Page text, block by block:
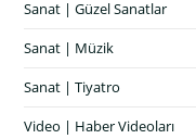
Sanat | Güzel Sanatlar
Sanat | Müzik
Sanat | Tiyatro
Video | Haber Videoları